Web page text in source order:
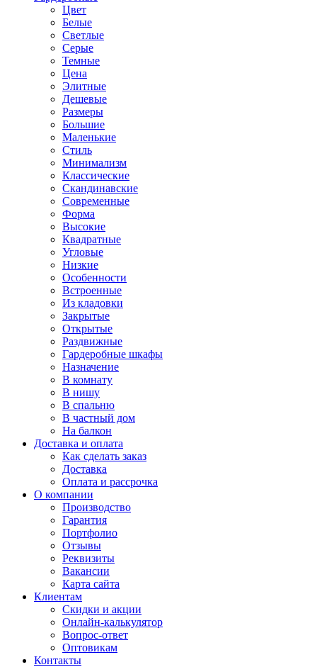
Цвет
Белые
Светлые
Серые
Темные
Цена
Элитные
Дешевые
Размеры
Большие
Маленькие
Стиль
Минимализм
Классические
Скандинавские
Современные
Форма
Высокие
Квадратные
Угловые
Низкие
Особенности
Встроенные
Из кладовки
Закрытые
Открытые
Раздвижные
Гардеробные шкафы
Назначение
В комнату
В нишу
В спальню
В частный дом
На балкон
Доставка и оплата
Как сделать заказ
Доставка
Оплата и рассрочка
О компании
Производство
Гарантия
Портфолио
Отзывы
Реквизиты
Вакансии
Карта сайта
Клиентам
Скидки и акции
Онлайн-калькулятор
Вопрос-ответ
Оптовикам
Контакты